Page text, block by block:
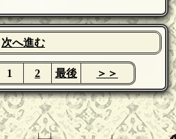
次へ進む
1 2 最後 ＞＞